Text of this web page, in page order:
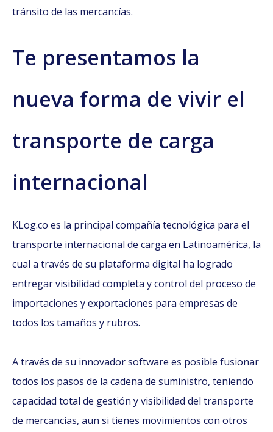
tránsito de las mercancías.
Te presentamos la
nueva forma de vivir el
transporte de carga
internacional
KLog.co es la principal compañía tecnológica para el
transporte internacional de carga en Latinoamérica, la
cual a través de su plataforma digital ha logrado
entregar visibilidad completa y control del proceso de
importaciones y exportaciones para empresas de
todos los tamaños y rubros.
A través de su innovador software es posible fusionar
todos los pasos de la cadena de suministro, teniendo
capacidad total de gestión y visibilidad del transporte
de mercancías, aun si tienes movimientos con otros